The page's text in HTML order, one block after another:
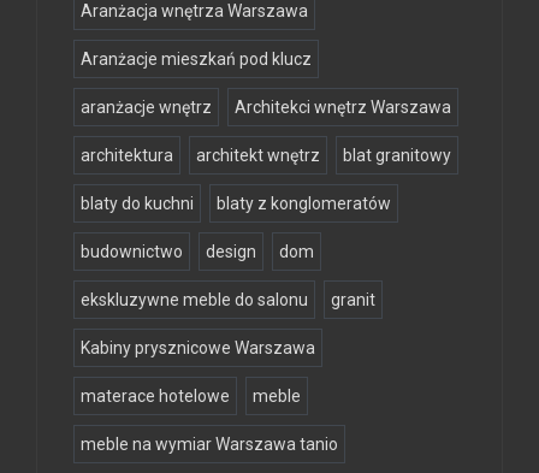
Aranżacja wnętrza Warszawa
Aranżacje mieszkań pod klucz
aranżacje wnętrz Architekci wnętrz Warszawa
architektura architekt wnętrz blat granitowy
blaty do kuchni blaty z konglomeratów
budownictwo design dom
ekskluzywne meble do salonu granit
Kabiny prysznicowe Warszawa
materace hotelowe meble
meble na wymiar Warszawa tanio